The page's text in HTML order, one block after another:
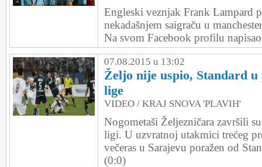
Engleski veznjak Frank Lampard
nekadašnjem saigraču u
Na svom Facebook profilu
07.08.2015 u 13:02
Željo nije uspio, Standard
lige
VIDEO / KRAJ SNOVA 'PLAVIH'
Nogometaši Željezničara završili
ligi. U uzvratnoj utakmici trećeg
večeras u Sarajevu poražen od
(0:0)